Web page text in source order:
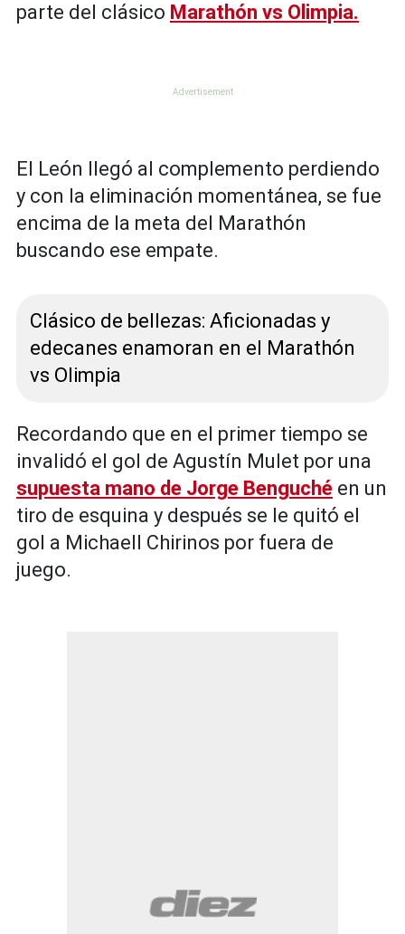
parte del clásico Marathón vs Olimpia.
El León llegó al complemento perdiendo
y con la eliminación momentánea, se fue
encima de la meta del Marathón
buscando ese empate.
Clásico de bellezas: Aficionadas y
edecanes enamoran en el Marathón
vs Olimpia
Recordando que en el primer tiempo se
invalidó el gol de Agustín Mulet por una
supuesta mano de Jorge Benguché en un
tiro de esquina y después se le quitó el
gol a Michaell Chirinos por fuera de
juego.